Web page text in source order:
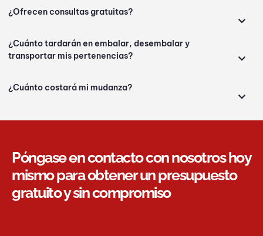
¿Ofrecen consultas gratuitas?
¿Cuánto tardarán en embalar, desembalar y
transportar mis pertenencias?
¿Cuánto costará mi mudanza?
Póngase en contacto con nosotros hoy
mismo para obtener un presupuesto
gratuito y sin compromiso